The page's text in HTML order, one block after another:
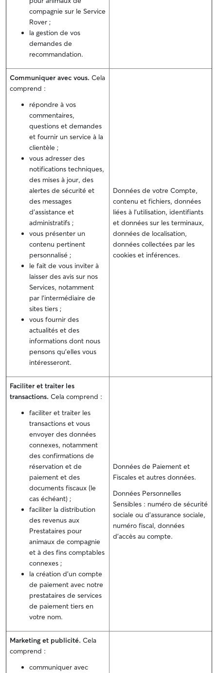
compagnie sur le Service
Rover ;
la gestion de vos
demandes de
recommandation.
Communiquer avec vous. Cela
comprend :
répondre à vos
commentaires,
questions et demandes
et fournir un service à la
clientèle ;
vous adresser des
notifications techniques,
des mises à jour, des
alertes de sécurité et
des messages
d'assistance et
administratifs ;
vous présenter un
contenu pertinent
personnalisé ;
le fait de vous inviter à
laisser des avis sur nos
Services, notamment
par l'intermédiaire de
sites tiers ;
vous fournir des
actualités et des
informations dont nous
pensons qu'elles vous
intéresseront.
Données de votre Compte,
contenu et fichiers, données
liées à l'utilisation, identifiants
et données sur les terminaux,
données de localisation,
données collectées par les
cookies et inférences.
Faciliter et traiter les
transactions. Cela comprend :
faciliter et traiter les
transactions et vous
envoyer des données
connexes, notamment
des confirmations de
réservation et de
paiement et des
documents fiscaux (le
cas échéant) ;
faciliter la distribution
des revenus aux
Prestataires pour
animaux de compagnie
et à des fins comptables
connexes ;
la création d'un compte
de paiement avec notre
prestataires de services
de paiement tiers en
votre nom.
Données de Paiement et
Fiscales et autres données.
Données Personnelles
Sensibles : numéro de sécurité
sociale ou d'assurance sociale,
numéro fiscal, données
d'accès au compte.
Marketing et publicité. Cela
comprend :
communiquer avec